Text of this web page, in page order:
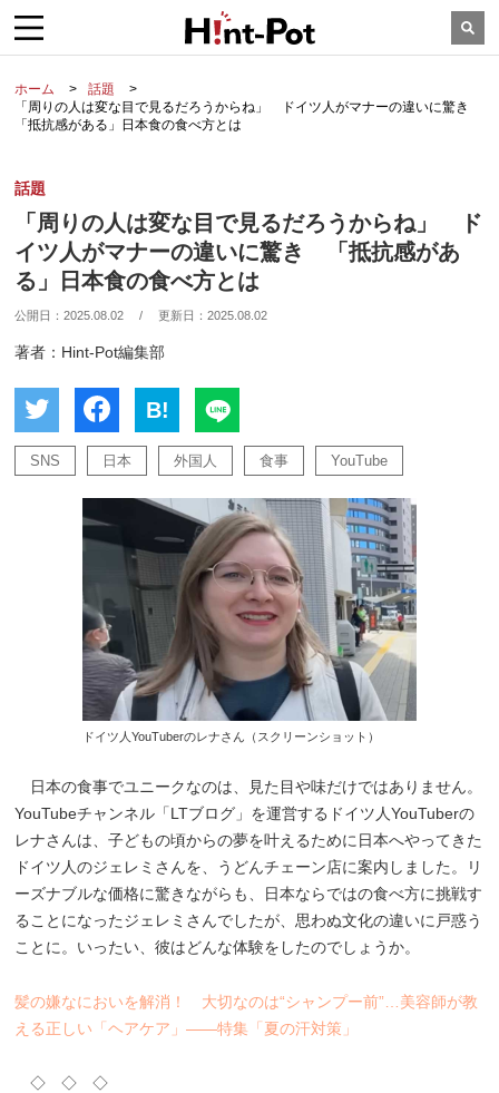
ホーム
話題
「周りの人は変な目で見るだろうからね」 ドイツ人がマナーの違いに驚き
「抵抗感がある」日本食の食べ方とは
話題
「周りの人は変な目で見るだろうからね」 ド
イツ人がマナーの違いに驚き 「抵抗感があ
る」日本食の食べ方とは
公開日：2025.08.02 / 更新日：2025.08.02
著者：Hint-Pot編集部
B!
SNS 日本 外国人 食事 YouTube
ドイツ人YouTuberのレナさん（スクリーンショット）
日本の食事でユニークなのは、見た目や味だけではありません。
YouTubeチャンネル「LTブログ」を運営するドイツ人YouTuberの
レナさんは、子どもの頃からの夢を叶えるために日本へやってきた
ドイツ人のジェレミさんを、うどんチェーン店に案内しました。リ
ーズナブルな価格に驚きながらも、日本ならではの食べ方に挑戦す
ることになったジェレミさんでしたが、思わぬ文化の違いに戸惑う
ことに。いったい、彼はどんな体験をしたのでしょうか。
髪の嫌なにおいを解消！ 大切なのは“シャンプー前”…美容師が教
える正しい「ヘアケア」――特集「夏の汗対策」
◇ ◇ ◇